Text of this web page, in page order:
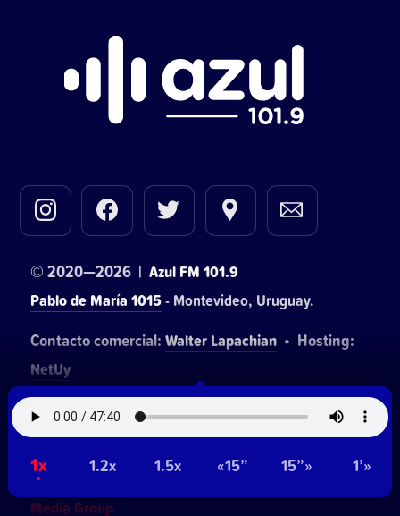
1x 1.2x 1.5x «15” 15”» 1’»
© 2020—2026 | Azul FM 101.9
Pablo de María 1015- Montevideo, Uruguay.
Contacto comercial: Walter Lapachian• Hosting:
NetUy
Privacidad~Términos y condiciones
contenidos y redes:Equipo Digital de Magnolio
Media Group